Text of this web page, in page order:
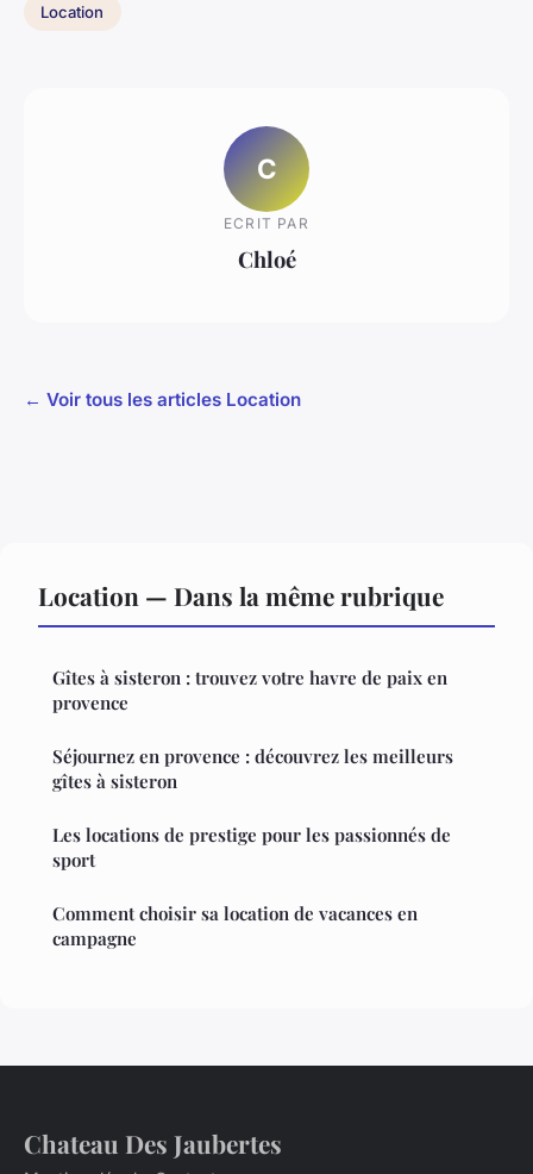
Location
C
ECRIT PAR
Chloé
← Voir tous les articles Location
Location — Dans la même rubrique
Gîtes à sisteron : trouvez votre havre de paix en
provence
Séjournez en provence : découvrez les meilleurs
gîtes à sisteron
Les locations de prestige pour les passionnés de
sport
Comment choisir sa location de vacances en
campagne
Chateau Des Jaubertes